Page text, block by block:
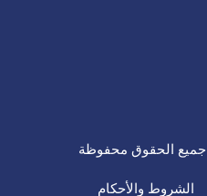
الشروط والأحكام